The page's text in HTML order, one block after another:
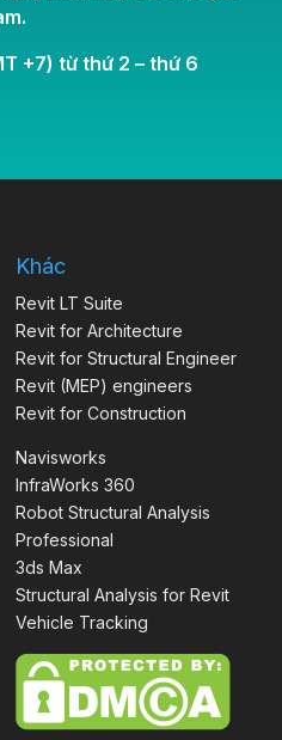
+7) từ thứ 2 – thứ 6
Khác
Revit LT Suite
Revit for Architecture
Revit for Structural Engineer
Revit (MEP) engineers
Revit for Construction
Navisworks
InfraWorks 360
Robot Structural Analysis
Professional
3ds Max
Structural Analysis for Revit
Vehicle Tracking